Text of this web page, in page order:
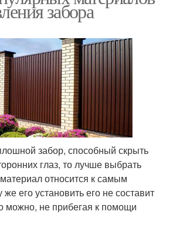
забора
забор, способный скрыть
глаз, то лучше выбрать
относится к самым
его установить его не составит
можно, не прибегая к помощи